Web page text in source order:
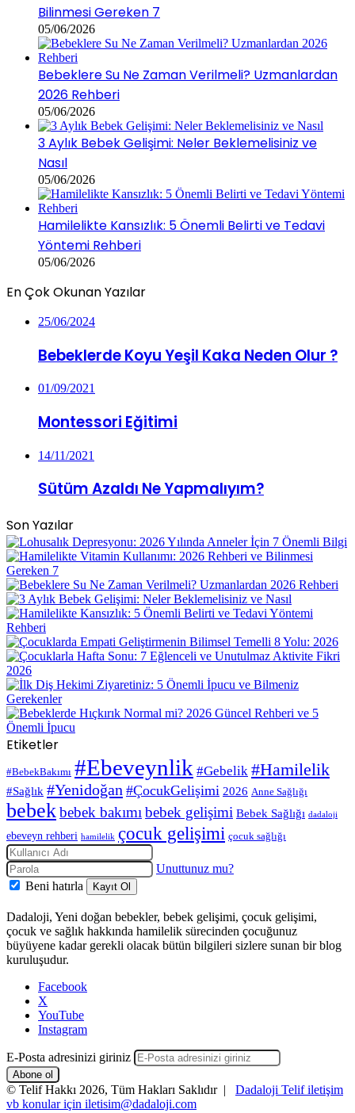
Bilinmesi Gereken 7
05/06/2026
Bebeklere Su Ne Zaman Verilmeli? Uzmanlardan
2026 Rehberi
05/06/2026
3 Aylık Bebek Gelişimi: Neler Beklemelisiniz ve
Nasıl
05/06/2026
Hamilelikte Kansızlık: 5 Önemli Belirti ve Tedavi
Yöntemi Rehberi
05/06/2026
En Çok Okunan Yazılar
25/06/2024
Bebeklerde Koyu Yeşil Kaka Neden Olur ?
01/09/2021
Montessori Eğitimi
14/11/2021
Sütüm Azaldı Ne Yapmalıyım?
Son Yazılar
Etiketler
#BebekBakımı #Ebeveynlik #Gebelik #Hamilelik
#Sağlık #Yenidoğan #ÇocukGelişimi 2026 Anne Sağlığı
bebekbebek bakımı bebek gelişimi Bebek Sağlığı dadaloji
ebeveyn rehberi hamilelik çocuk gelişimi çocuk sağlığı
Unuttunuz mu?
Beni hatırla
Kayıt Ol
Dadaloji, Yeni doğan bebekler, bebek gelişimi, çocuk gelişimi,
çocuk ve sağlık hakkında hamilelik sürecinden çocuğunuz
büyüyene kadar gerekli olacak bütün bilgileri sizlere sunan bir blog
kuruluşudur.
Facebook
X
YouTube
Instagram
E-Posta adresinizi giriniz
© Telif Hakkı 2026, Tüm Hakları Saklıdır | Dadaloji Telif iletişim
vb konular için iletisim@dadaloji.com